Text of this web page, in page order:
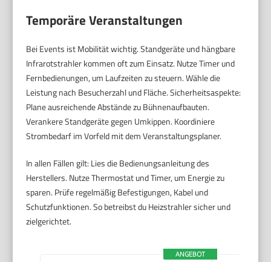
Temporäre Veranstaltungen
Bei Events ist Mobilität wichtig. Standgeräte und hängbare
Infrarotstrahler kommen oft zum Einsatz. Nutze Timer und
Fernbedienungen, um Laufzeiten zu steuern. Wähle die
Leistung nach Besucherzahl und Fläche. Sicherheitsaspekte:
Plane ausreichende Abstände zu Bühnenaufbauten.
Verankere Standgeräte gegen Umkippen. Koordiniere
Strombedarf im Vorfeld mit dem Veranstaltungsplaner.
In allen Fällen gilt: Lies die Bedienungsanleitung des
Herstellers. Nutze Thermostat und Timer, um Energie zu
sparen. Prüfe regelmäßig Befestigungen, Kabel und
Schutzfunktionen. So betreibst du Heizstrahler sicher und
zielgerichtet.
ANGEBOT